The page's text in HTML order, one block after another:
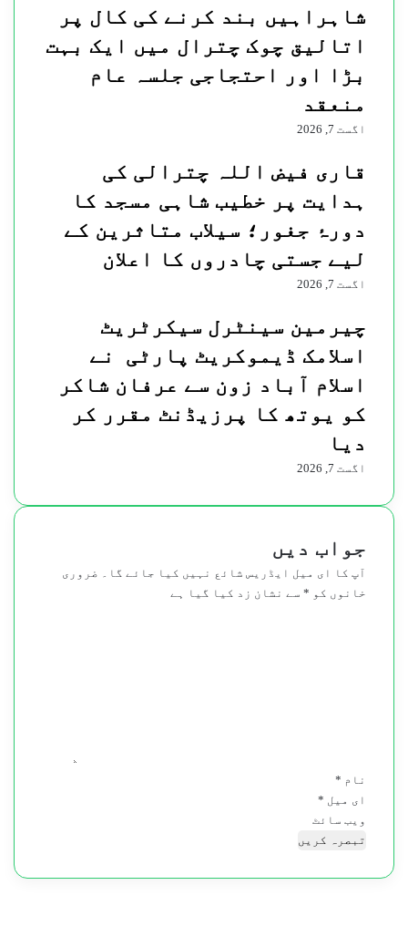
شاہراہیں بند کرنے کی کال پر
اتالیق چوک چترال میں ایک بہت
بڑا اور احتجاجی جلسہ عام
منعقد
اگست 7, 2026
قاری فیض اللہ چترالی کی
ہدایت پر خطیب شاہی مسجد کا
دورۂ جغور؛ سیلاب متاثرین کے
لیے جستی چادروں کا اعلان
اگست 7, 2026
چیرمین سینٹرل سیکرٹریٹ
اسلامک ڈیموکریٹ پارٹی نے
اسلام آباد زون سے عرفان شاکر
کو یوتھ کا پرزیڈنٹ مقرر کر
دیا
اگست 7, 2026
جواب دیں
آپ کا ای میل ایڈریس شائع نہیں کیا جائے گا۔ ضروری
خانوں کو * سے نشان زد کیا گیا ہے
نام *
ای میل *
ویب‌ سائٹ